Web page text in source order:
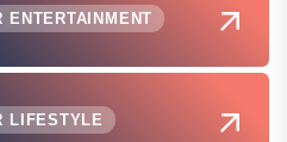
ENTERTAINMENT
LIFESTYLE